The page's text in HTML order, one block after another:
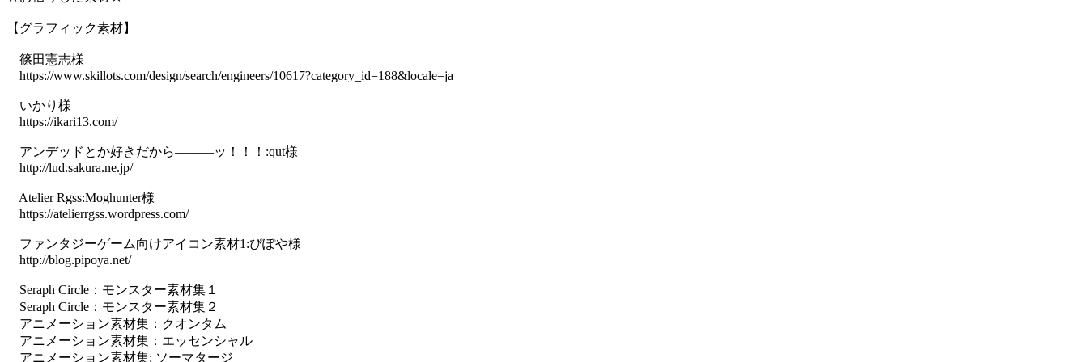
【グラフィック素材】
篠田憲志様
https://www.skillots.com/design/search/engineers/10617?category_id=188&locale=ja
いかり様
https://ikari13.com/
アンデッドとか好きだから―――ッ！！！:qut様
http://lud.sakura.ne.jp/
Atelier Rgss:Moghunter様
https://atelierrgss.wordpress.com/
ファンタジーゲーム向けアイコン素材1:ぴぽや様
http://blog.pipoya.net/
Seraph Circle：モンスター素材集１
Seraph Circle：モンスター素材集２
アニメーション素材集：クオンタム
アニメーション素材集：エッセンシャル
アニメーション素材集: ソーマタージ